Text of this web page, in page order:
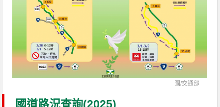
圖/交通部
國道路況查詢(2025)